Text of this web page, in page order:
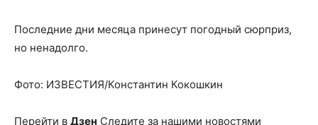
Последние дни месяца принесут погодный сюрприз,
но ненадолго.
Фото: ИЗВЕСТИЯ/Константин Кокошкин
Перейти в Дзен Следите за нашими новостями